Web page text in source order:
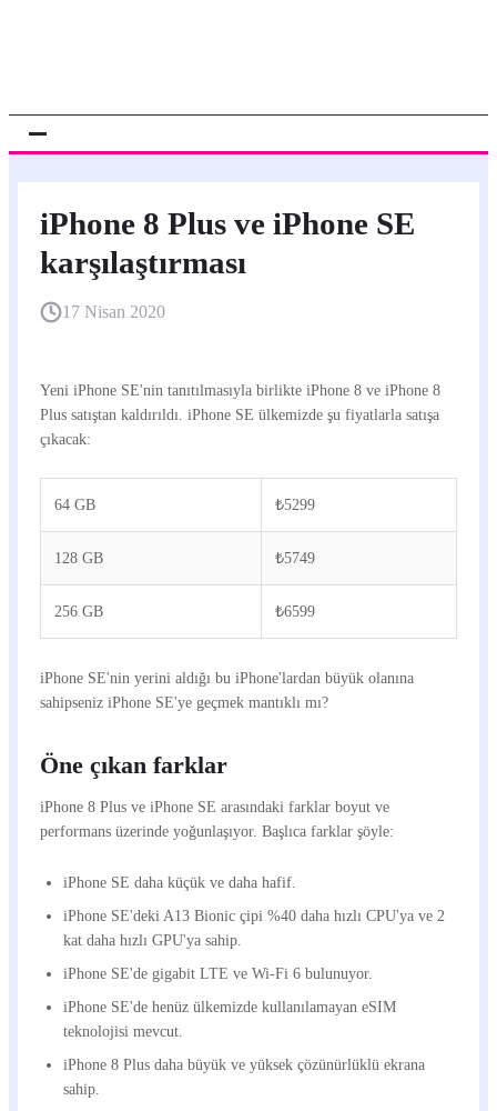
iPhone 8 Plus ve iPhone SE
karşılaştırması
17 Nisan 2020
Yeni iPhone SE'nin tanıtılmasıyla birlikte iPhone 8 ve iPhone 8
Plus satıştan kaldırıldı. iPhone SE ülkemizde şu fiyatlarla satışa
çıkacak:
64 GB ₺5299
128 GB ₺5749
256 GB ₺6599
iPhone SE'nin yerini aldığı bu iPhone'lardan büyük olanına
sahipseniz iPhone SE'ye geçmek mantıklı mı?
Öne çıkan farklar
iPhone 8 Plus ve iPhone SE arasındaki farklar boyut ve
performans üzerinde yoğunlaşıyor. Başlıca farklar şöyle:
iPhone SE daha küçük ve daha hafif.
iPhone SE'deki A13 Bionic çipi %40 daha hızlı CPU'ya ve 2
kat daha hızlı GPU'ya sahip.
iPhone SE'de gigabit LTE ve Wi-Fi 6 bulunuyor.
iPhone SE'de henüz ülkemizde kullanılamayan eSIM
teknolojisi mevcut.
iPhone 8 Plus daha büyük ve yüksek çözünürlüklü ekrana
sahip.